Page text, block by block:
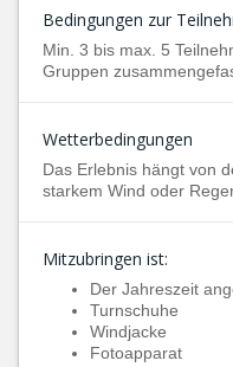
Bedingungen zur
Min. 3 bis max. 5
Gruppen
Wetterbedingungen
Das Erlebnis hängt von
starkem Wind oder
Mitzubringen ist:
Der Jahreszeit
Turnschuhe
Windjacke
Fotoapparat